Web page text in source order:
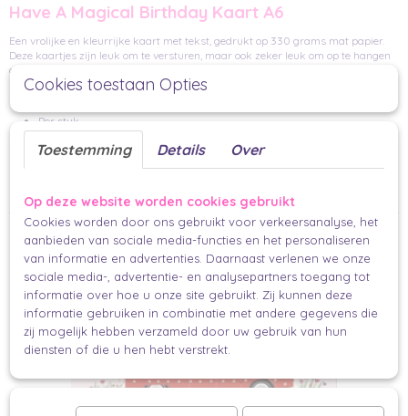
Have A Magical Birthday Kaart A6
Een vrolijke en kleurrijke kaart met tekst, gedrukt op 330 grams mat papier.
Deze kaartjes zijn leuk om te versturen, maar ook zeker leuk om op te hangen
of in te lijsten.
Per stuk
14,8 x 10,5 cm
collectie muchable x nienke_swapt
Makkelijk en mooi inpakken voor iedereen.
Ook interessant
Cookies toestaan Opties
Toestemming Details Over
Op deze website worden cookies gebruikt
Cookies worden door ons gebruikt voor verkeersanalyse, het
aanbieden van sociale media-functies en het personaliseren
van informatie en advertenties. Daarnaast verlenen we onze
sociale media-, advertentie- en analysepartners toegang tot
informatie over hoe u onze site gebruikt. Zij kunnen deze
informatie gebruiken in combinatie met andere gegevens die
zij mogelijk hebben verzameld door uw gebruik van hun
diensten of die u hen hebt verstrekt.